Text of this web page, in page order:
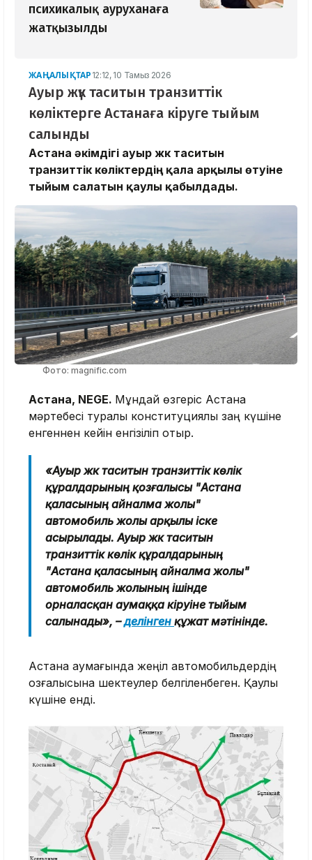
психикалық ауруханаға
жатқызылды
ЖАҢАЛЫҚТАР 12:12, 10 Тамыз 2026
Ауыр жүк таситын транзиттік
көліктерге Астанаға кіруге тыйым
салынды
Астана әкімдігі ауыр жүк таситын
транзиттік көліктердің қала арқылы өтуіне
тыйым салатын қаулы қабылдады.
Фото: magnific.com
Астана, NEGE. Мұндай өзгеріс Астана
мәртебесі туралы конституциялық заң күшіне
енгеннен кейін енгізіліп отыр.
«Ауыр жүк таситын транзиттік көлік
құралдарының қозғалысы "Астана
қаласының айналма жолы"
автомобиль жолы арқылы іске
асырылады. Ауыр жүк таситын
транзиттік көлік құралдарының
"Астана қаласының айналма жолы"
автомобиль жолының ішінде
орналасқан аумаққа кіруіне тыйым
салынады», –делінген құжат мәтінінде.
Астана аумағында жеңіл автомобильдердің
қозғалысына шектеулер белгіленбеген. Қаулы
күшіне енді.